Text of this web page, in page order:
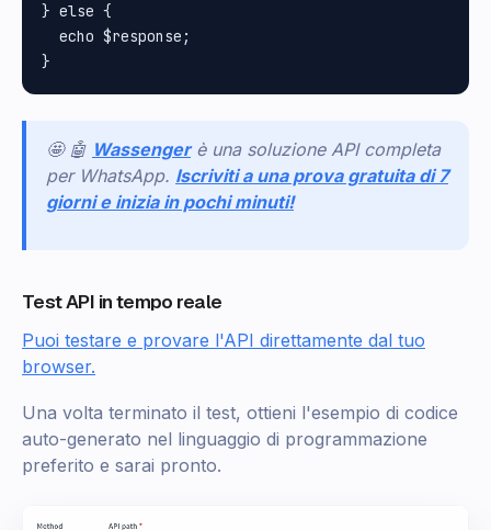
} else {
  echo $response;
🤩 🤖 Wassenger è una soluzione API completa
per WhatsApp. Iscriviti a una prova gratuita di 7
giorni e inizia in pochi minuti!
Test API in tempo reale
Puoi testare e provare l'API direttamente dal tuo
browser.
Una volta terminato il test, ottieni l'esempio di codice
auto-generato nel linguaggio di programmazione
preferito e sarai pronto.